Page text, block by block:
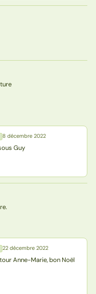
8 décembre 2022
Guy
22 décembre 2022
Anne-Marie, bon Noël